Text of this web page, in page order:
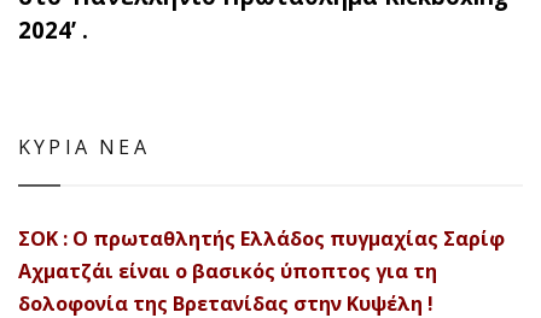
2024’ .
ΚΥΡΙΑ ΝΕΑ
ΣΟΚ : Ο πρωταθλητής Ελλάδος πυγμαχίας Σαρίφ
Αχματζάι είναι ο βασικός ύποπτος για τη
δολοφονία της Βρετανίδας στην Κυψέλη !